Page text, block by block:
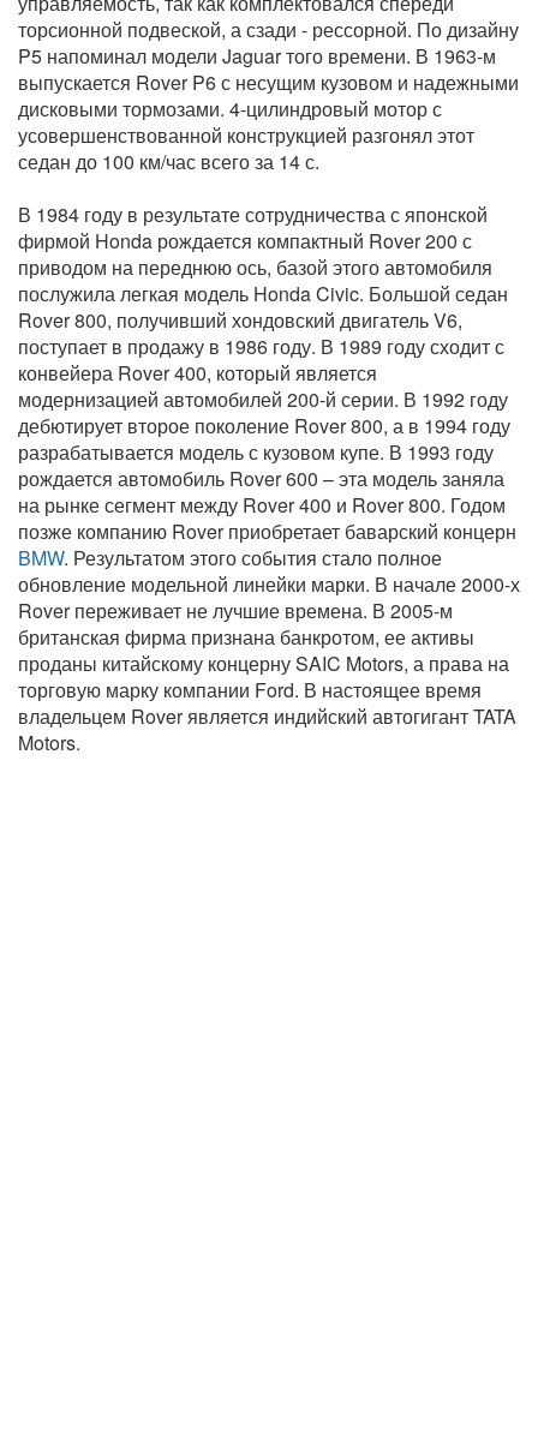
торсионной подвеской, а сзади - рессорной. По дизайну
P5 напоминал модели Jaguar того времени. В 1963-м
выпускается Rover P6 с несущим кузовом и надежными
дисковыми тормозами. 4-цилиндровый мотор с
усовершенствованной конструкцией разгонял этот
седан до 100 км/час всего за 14 с.
В 1984 году в результате сотрудничества с японской
фирмой Honda рождается компактный Rover 200 с
приводом на переднюю ось, базой этого автомобиля
послужила легкая модель Honda Civic. Большой седан
Rover 800, получивший хондовский двигатель V6,
поступает в продажу в 1986 году. В 1989 году сходит с
конвейера Rover 400, который является
модернизацией автомобилей 200-й серии. В 1992 году
дебютирует второе поколение Rover 800, а в 1994 году
разрабатывается модель с кузовом купе. В 1993 году
рождается автомобиль Rover 600 – эта модель заняла
на рынке сегмент между Rover 400 и Rover 800. Годом
позже компанию Rover приобретает баварский концерн
BMW. Результатом этого события стало полное
обновление модельной линейки марки. В начале 2000-х
Rover переживает не лучшие времена. В 2005-м
британская фирма признана банкротом, ее активы
проданы китайскому концерну SAIC Motors, а права на
торговую марку компании Ford. В настоящее время
владельцем Rover является индийский автогигант TATA
Motors.